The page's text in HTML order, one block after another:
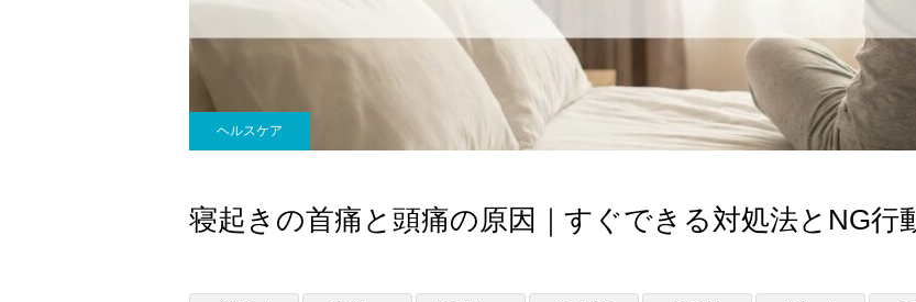
ヘルスケア
寝起きの首痛と頭痛の原因｜すぐできる対処法とNG行